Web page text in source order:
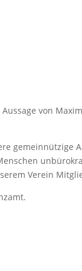
von
gemeinnützige
Verein